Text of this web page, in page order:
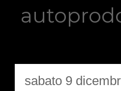
sabato 9